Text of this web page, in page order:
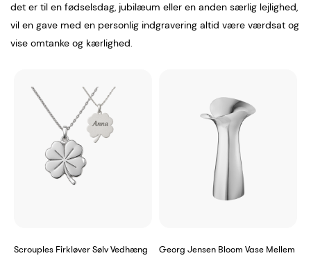
det er til en fødselsdag, jubilæum eller en anden særlig lejlighed,
vil en gave med en personlig indgravering altid være værdsat og
vise omtanke og kærlighed.
Scrouples Firkløver Sølv Vedhæng
Georg Jensen Bloom Vase Mellem